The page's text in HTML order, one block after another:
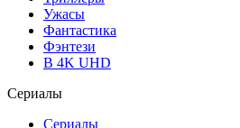
Ужасы
Фантастика
Фэнтези
В 4K UHD
Сериалы
Сериалы